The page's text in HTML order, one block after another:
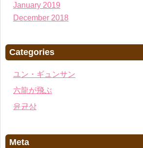
January 2019
December 2018
Categories
ユン・ギュンサン
六龍が飛ぶ
윤균상
Meta